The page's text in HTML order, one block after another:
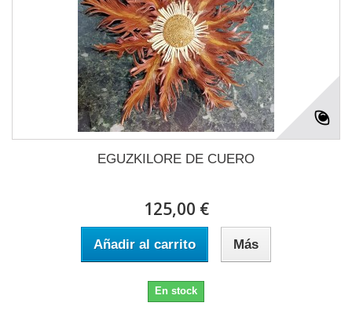
EGUZKILORE DE CUERO
125,00 €
Añadir al carrito Más
En stock